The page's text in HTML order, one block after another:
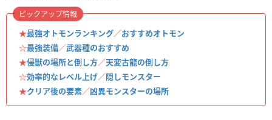
★最強オトモンランキング／おすすめオトモン
☆最強装備／武器種のおすすめ
★侵獣の場所と倒し方／天変古龍の倒し方
☆効率的なレベル上げ／隠しモンスター
★クリア後の要素／凶異モンスターの場所
ピックアップ情報